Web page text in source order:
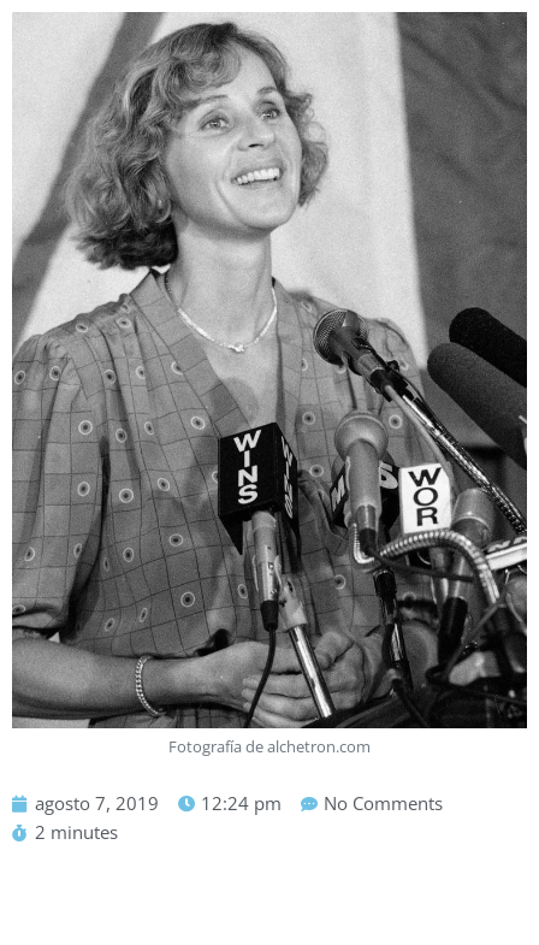
Fotografía de alchetron.com
agosto 7, 2019 12:24 pm
No Comments
2 minutes